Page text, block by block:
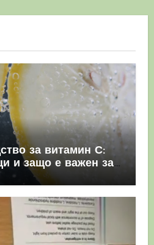
за витамин С:
и защо е важен за